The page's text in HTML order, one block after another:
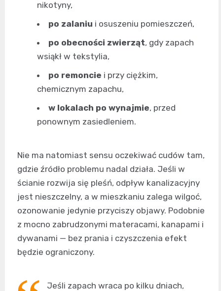
nikotyny,
po zalaniu i osuszeniu pomieszczeń,
po obecności zwierząt, gdy zapach
wsiąkł w tekstylia,
po remoncie i przy ciężkim,
chemicznym zapachu,
w lokalach po wynajmie, przed
ponownym zasiedleniem.
Nie ma natomiast sensu oczekiwać cudów tam,
gdzie źródło problemu nadal działa. Jeśli w
ścianie rozwija się pleśń, odpływ kanalizacyjny
jest nieszczelny, a w mieszkaniu zalega wilgoć,
ozonowanie jedynie przyciszy objawy. Podobnie
z mocno zabrudzonymi materacami, kanapami i
dywanami — bez prania i czyszczenia efekt
będzie ograniczony.
Jeśli zapach wraca po kilku dniach,